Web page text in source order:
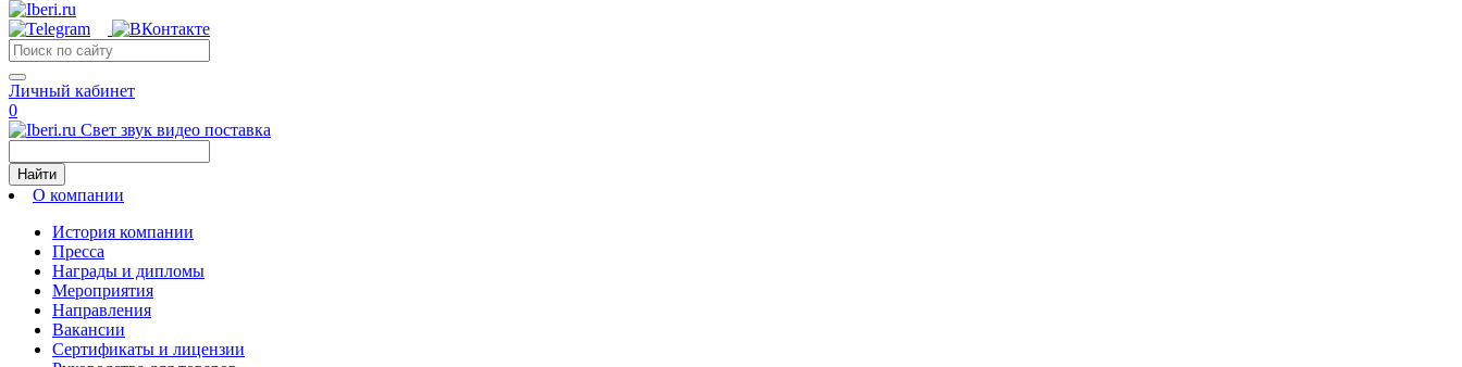
Личный кабинет
0
Свет звук видео поставка
Найти
О компании
История компании
Пресса
Награды и дипломы
Мероприятия
Направления
Вакансии
Сертификаты и лицензии